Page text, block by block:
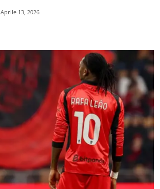
Aprile 13, 2026